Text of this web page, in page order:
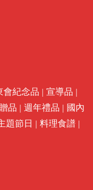
會紀念品 | 宣導品 |
品 | 週年禮品 | 國內
題節日 | 料理食譜 |